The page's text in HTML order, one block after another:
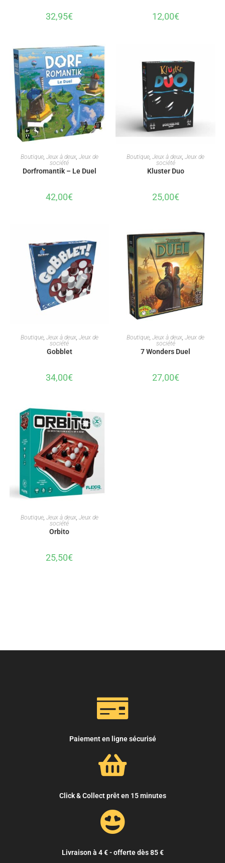
32,95€ 12,00€
AJOUTER AU PANIER
Boutique, Jeux à deux, Jeux de
société
Dorfromantik – Le Duel
42,00€
AJOUTER AU PANIER
Boutique,Jeux à deux,Jeux de
société
Kluster Duo
25,00€
AJOUTER AU PANIER
Boutique, Jeux à deux, Jeux de
société
Gobblet
34,00€
AJOUTER AU PANIER
Boutique ,Jeux à deux ,Jeux de
société
7 Wonders Duel
27,00€
AJOUTER AU PANIER
Boutique, Jeux à deux, Jeux de
société
Orbito
25,50€
Paiement en ligne sécurisé
Click & Collect prêt en 15 minutes
Livraison à 4 € - offerte dès 85 €